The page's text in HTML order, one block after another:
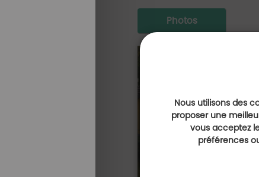
Nous utilisons des
proposer une
vous acceptez
préférences
Photos